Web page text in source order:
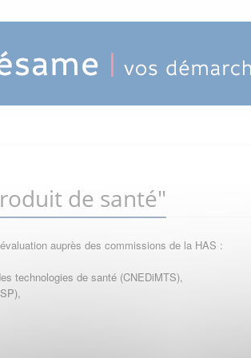
de santé"
auprès des commissions de la HAS :
technologies de santé (CNEDiMTS),